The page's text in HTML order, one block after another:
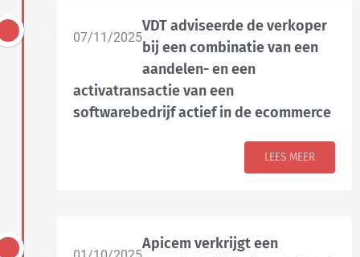
07/11/2025
VDT adviseerde de verkoper
bij een combinatie van een
aandelen- en een
activatransactie van een
softwarebedrijf actief in de ecommerce
LEES MEER
Apicem verkrijgt een